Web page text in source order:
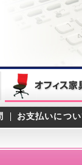
お支払いにつ